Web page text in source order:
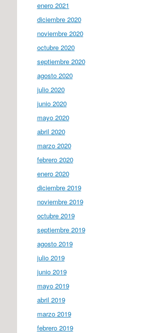
enero 2021
diciembre 2020
noviembre 2020
octubre 2020
septiembre 2020
agosto 2020
julio 2020
junio 2020
mayo 2020
abril 2020
marzo 2020
febrero 2020
enero 2020
diciembre 2019
noviembre 2019
octubre 2019
septiembre 2019
agosto 2019
julio 2019
junio 2019
mayo 2019
abril 2019
marzo 2019
febrero 2019